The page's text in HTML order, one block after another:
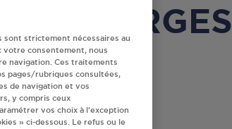
à DOURGES
sont strictement nécessaires au
consentement, nous
navigation. Ces traitements
pages/rubriques consultées,
de navigation et vos
y compris ceux
vos choix à l’exception
» ci-dessous. Le refus ou le